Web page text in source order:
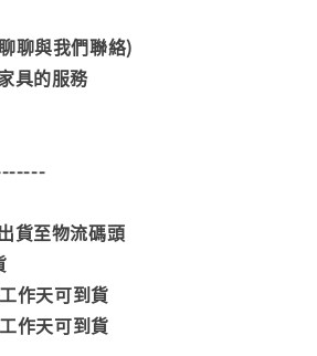
聊與我們聯絡)
具的服務
貨至物流碼頭
作天可到貨
作天可到貨